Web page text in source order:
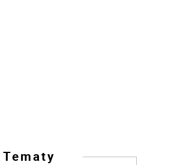
Tematy